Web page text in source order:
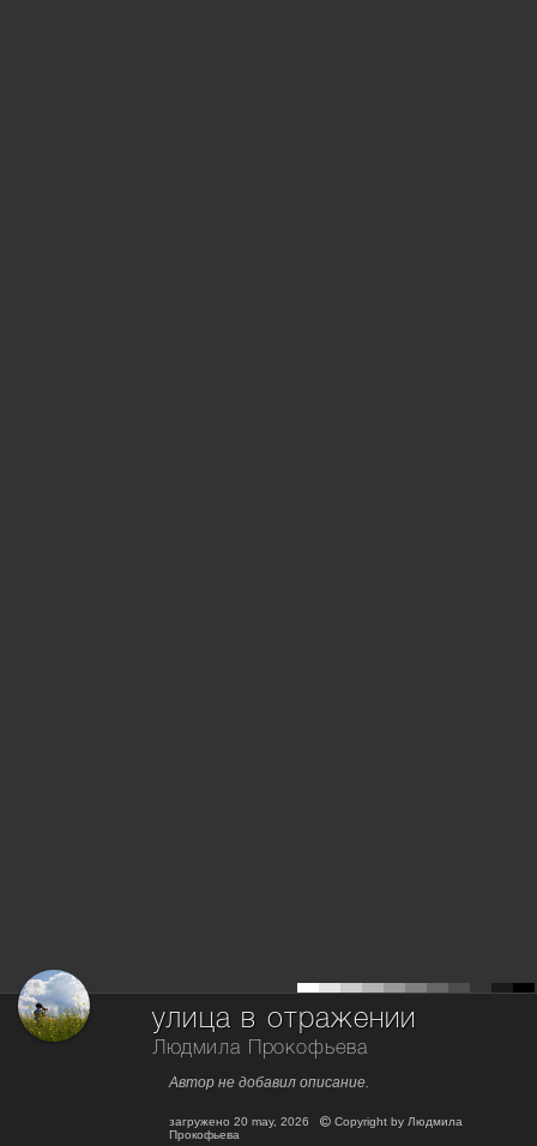
улица в отражении
Людмила Прокофьева
Автор не добавил описание.
загружено 20 may, 2026 Copyright by Людмила
Прокофьева